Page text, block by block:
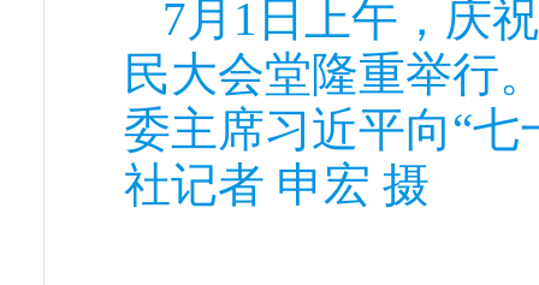
7月1日上午，庆
民大会堂隆重举行
委主席习近平向“
社记者 申宏 摄